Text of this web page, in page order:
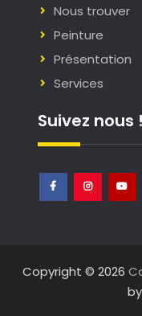
Nous trouver
Peinture
Présentation
Services
Suivez nous !
Copyright © 2026